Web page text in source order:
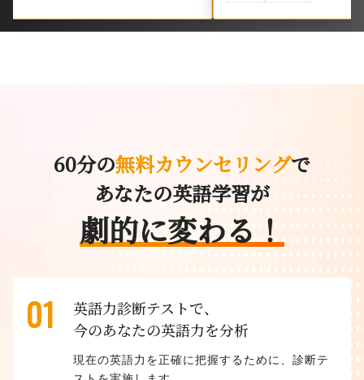
60分の無料カウンセリングで
あなたの英語学習が
劇的に変わる！
01
英語力診断テストで、
今のあなたの英語力を分析
現在の英語力を正確に把握するために、診断テ